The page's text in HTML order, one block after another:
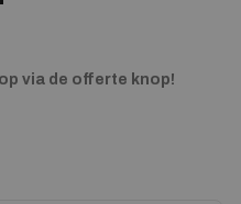
was: 999,-.
.
via de offerte knop!